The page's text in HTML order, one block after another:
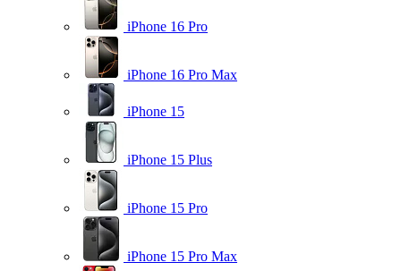
iPhone 16 Pro
iPhone 16 Pro Max
iPhone 15
iPhone 15 Plus
iPhone 15 Pro
iPhone 15 Pro Max